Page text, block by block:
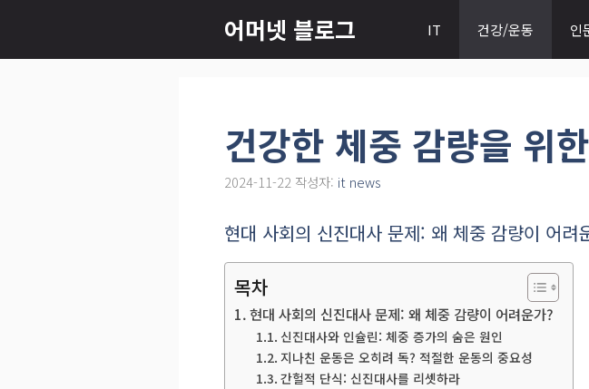
츠
어머넷 블로그 IT 건강/운동 인
건강한 체중 감량을 위
2024-11-22 작성자: it news
현대 사회의 신진대사 문제: 왜 체중 감량이 어려
목차
현대 사회의 신진대사 문제: 왜 체중 감량이 어려운가?
신진대사와 인슐린: 체중 증가의 숨은 원인
지나친 운동은 오히려 독? 적절한 운동의 중요성
간헐적 단식: 신진대사를 리셋하라